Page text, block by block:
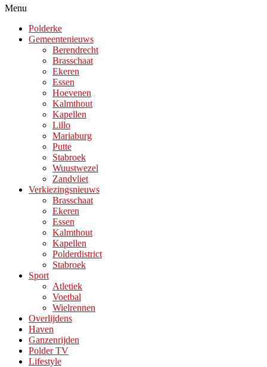
Menu
Polderke
Gemeentenieuws
Berendrecht
Brasschaat
Ekeren
Essen
Hoevenen
Kalmthout
Kapellen
Lillo
Mariaburg
Putte
Stabroek
Wuustwezel
Zandvliet
Verkiezingsnieuws
Brasschaat
Ekeren
Essen
Kalmthout
Kapellen
Polderdistrict
Stabroek
Sport
Atletiek
Voetbal
Wielrennen
Overlijdens
Haven
Ganzenrijden
Polder TV
Lifestyle